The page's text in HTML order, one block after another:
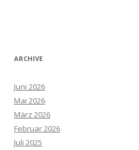
ARCHIVE
Juni 2026
Mai 2026
März 2026
Februar 2026
Juli 2025